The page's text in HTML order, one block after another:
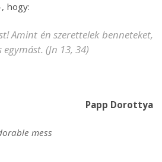
hogy:
Amint én szerettelek benneteket,
egymást. (Jn 13, 34)
Papp Dorottya
mess